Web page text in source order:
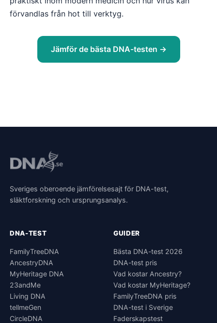
förvandlas från hot till verktyg.
Jämför de bästa DNA-testen →
Sveriges oberoende jämförelsesajt för DNA-test,
släktforskning och ursprungsanalys.
DNA-TEST
FamilyTreeDNA
AncestryDNA
MyHeritage DNA
23andMe
Living DNA
tellmeGen
CircleDNA
GUIDER
Bästa DNA-test 2026
DNA-test pris
Vad kostar Ancestry?
Vad kostar MyHeritage?
FamilyTreeDNA pris
DNA-test i Sverige
Faderskapstest